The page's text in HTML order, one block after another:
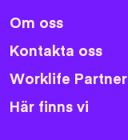
Om oss
Kontakta oss
Worklife Partner
Här finns vi